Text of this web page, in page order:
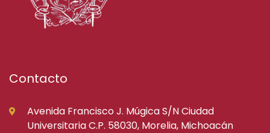
Contacto
Avenida Francisco J. Múgica S/N Ciudad
Universitaria C.P. 58030, Morelia, Michoacán